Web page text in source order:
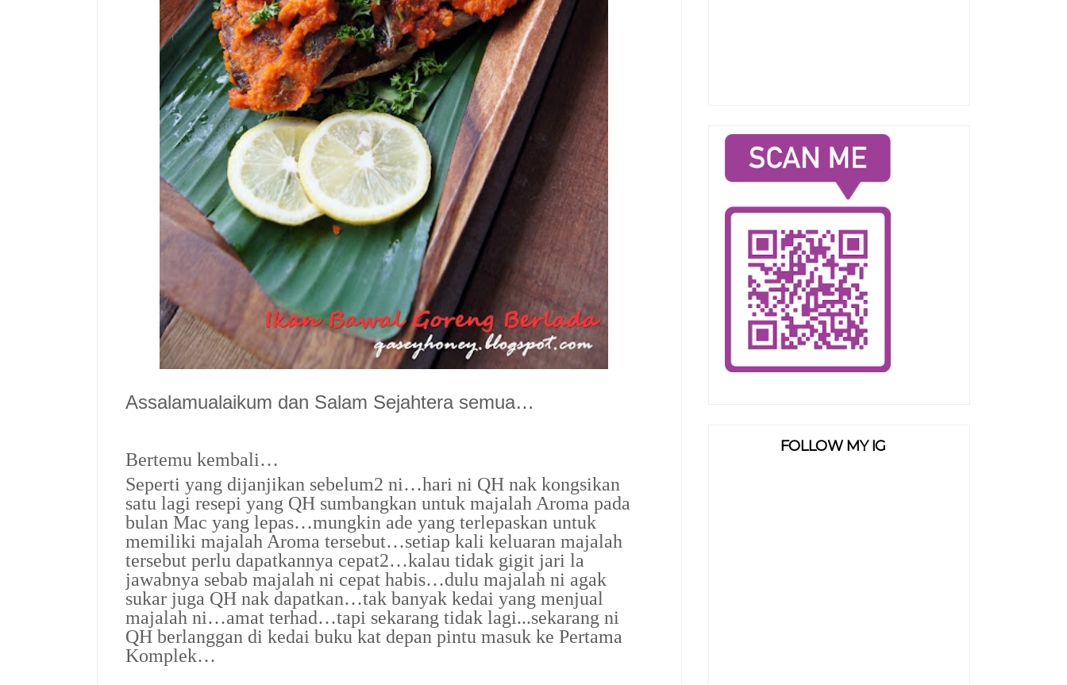
Assalamualaikum dan Salam Sejahtera semua…
Bertemu kembali…
Seperti yang dijanjikan sebelum2 ni…hari ni QH nak kongsikan
satu lagi resepi yang QH sumbangkan untuk majalah Aroma pada
bulan Mac yang lepas…mungkin ade yang terlepaskan untuk
memiliki majalah Aroma tersebut…setiap kali keluaran majalah
tersebut perlu dapatkannya cepat2…kalau tidak gigit jari la
jawabnya sebab majalah ni cepat habis…dulu majalah ni agak
sukar juga QH nak dapatkan…tak banyak kedai yang menjual
majalah ni…amat terhad…tapi sekarang tidak lagi...sekarang ni
QH berlanggan di kedai buku kat depan pintu masuk ke Pertama
Komplek…
FOLLOW MY IG